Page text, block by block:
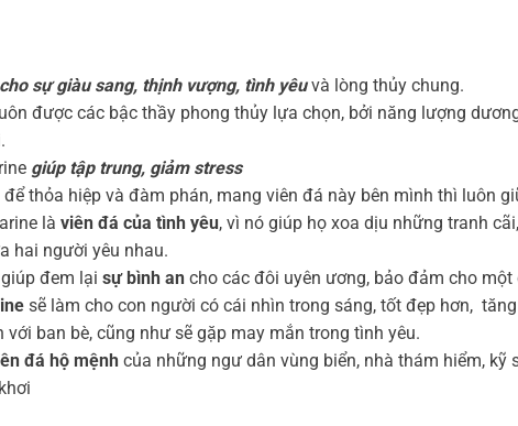
sự giàu sang, thịnh vượng, tình yêuvà lòng thủy chung.
được các bậc thầy phong thủy lựa chọn, bởi năng lượng
giúp tập trung, giảm stress
thỏa hiệp và đàm phán, mang viên đá này bên mình thì luôn
là viên đá của tình yêu, vì nó giúp họ xoa dịu những tranh
hai người yêu nhau.
đem lại sự bình an cho các đôi uyên ương, bảo đảm cho
sẽ làm cho con người có cái nhìn trong sáng, tốt đẹp hơn,
ban bè, cũng như sẽ gặp may mắn trong tình yêu.
đá hộ mệnh của những ngư dân vùng biển, nhà thám hiểm,